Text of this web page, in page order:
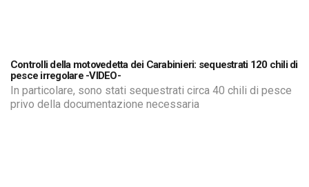
Controlli della motovedetta dei Carabinieri: sequestrati 120 chili di
pesce irregolare -VIDEO-
In particolare, sono stati sequestrati circa 40 chili di pesce
privo della documentazione necessaria